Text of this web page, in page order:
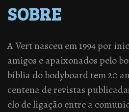
SOBRE
A Vert nasceu em 1994 por
amigos e apaixonados pelo
bíblia do bodyboard tem 20
centena de revistas
elo de ligação entre a